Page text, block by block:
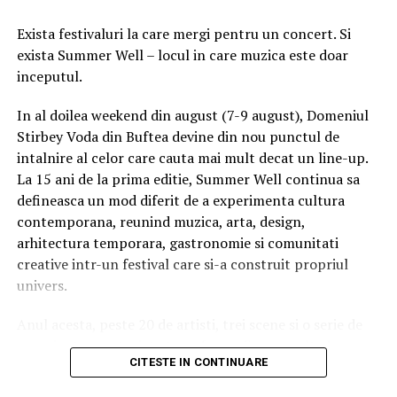
URMATORUL
Cel mai bun Horoscop 2019 doar la ZODIACOOL
NU RATATI
trandafiri
propriul bilet inainte de a ajunge la festival.
Ridica-ti br
Daca esti dintre cei mai bine pregatiti, poti ridica, intre 3
si 6 August, bratara din:
Orange Shop Victoriei (9:00 – 18:00)
Orange Shop Plaza (12:00 – 20:00)
Orange Shop Park Lake (12:00 – 20:00)
Incepand cu luni, 3.08, batarile pot fi comandate si prin
aplicatia WOLT.
Vineri, 7 august: 10:00 – 13:00
Exista festivaluri la care mergi pentru un concert. Si
exista Summer Well – locul in care muzica este doar
inceputul.
In al doilea weekend din august (7-9 august), Domeniul
Stirbey Voda din Buftea devine din nou punctul de
intalnire al celor care cauta mai mult decat un line-up.
La 15 ani de la prima editie, Summer Well continua sa
defineasca un mod diferit de a experimenta cultura
contemporana, reunind muzica, arta, design,
arhitectura temporara, gastronomie si comunitati
creative intr-un festival care si-a construit propriul
univers.
experiente curatoriate transforma fiecare colt al
domeniului intr-un spatiu cu identitate proprie. Nu este
CITESTE IN CONTINUARE